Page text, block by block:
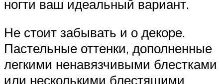
ногти ваш идеальный вариант.
Не стоит забывать и о декоре.
Пастельные оттенки, дополненные
легкими ненавязчивыми блестками
или несколькими блестящими